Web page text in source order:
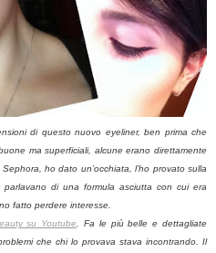
di questo nuovo eyeliner, ben prima che
ma superficiali, alcune erano direttamente
ho dato un’occhiata, l’ho provato sulla
di una formula asciutta con cui era
fatto perdere interesse.
su Youtube
. Fa le più belle e dettagliate
che chi lo provava stava incontrando. Il